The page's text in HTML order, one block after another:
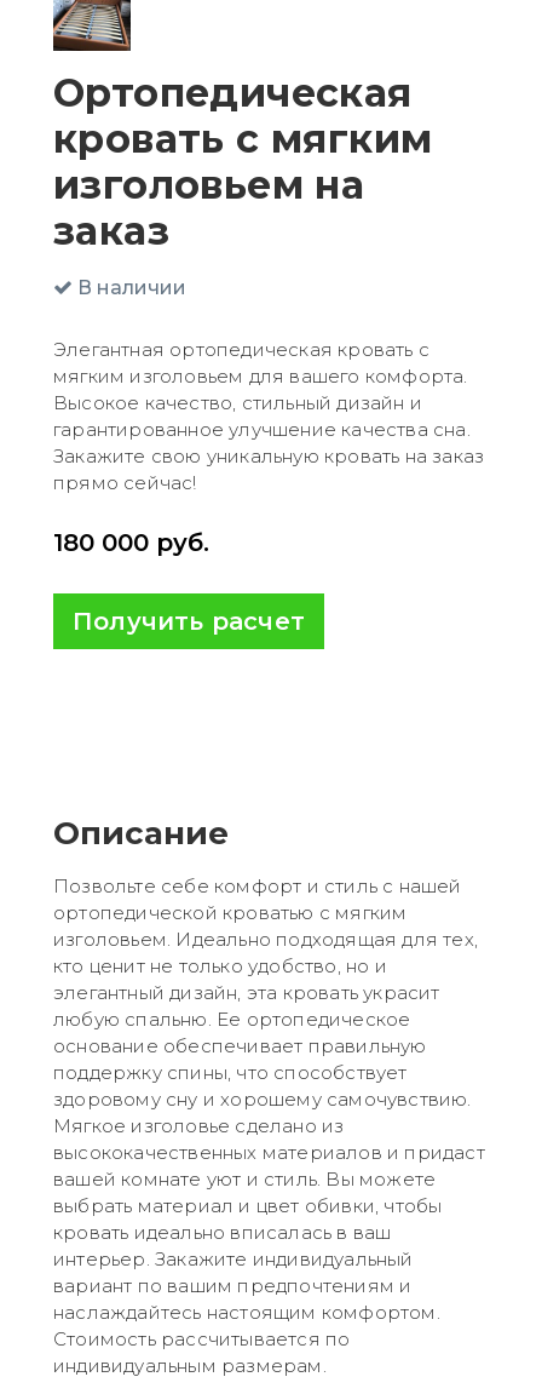
Ортопедическая
кровать с мягким
изголовьем на
заказ
В наличии
Элегантная ортопедическая кровать с
мягким изголовьем для вашего комфорта.
Высокое качество, стильный дизайн и
гарантированное улучшение качества сна.
Закажите свою уникальную кровать на заказ
прямо сейчас!
180 000 руб.
Получить расчет
Описание
Позвольте себе комфорт и стиль с нашей
ортопедической кроватью с мягким
изголовьем. Идеально подходящая для тех,
кто ценит не только удобство, но и
элегантный дизайн, эта кровать украсит
любую спальню. Ее ортопедическое
основание обеспечивает правильную
поддержку спины, что способствует
здоровому сну и хорошему самочувствию.
Мягкое изголовье сделано из
высококачественных материалов и придаст
вашей комнате уют и стиль. Вы можете
выбрать материал и цвет обивки, чтобы
кровать идеально вписалась в ваш
интерьер. Закажите индивидуальный
вариант по вашим предпочтениям и
наслаждайтесь настоящим комфортом.
Стоимость рассчитывается по
индивидуальным размерам.